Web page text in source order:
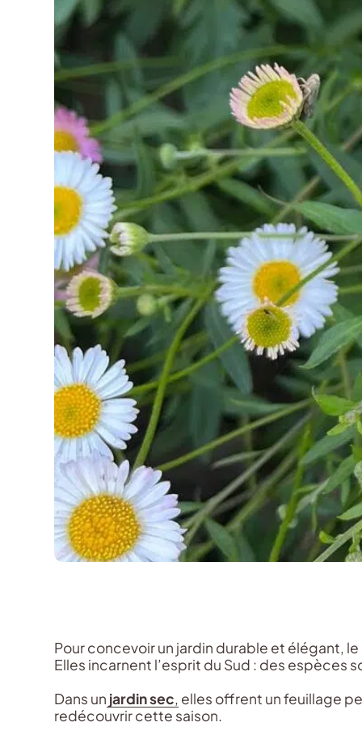
Pour concevoir un jardin durable et élégant,
Elles incarnent l’esprit du Sud : des espèces
Dans un jardin sec, elles offrent un feuillage
redécouvrir cette saison.